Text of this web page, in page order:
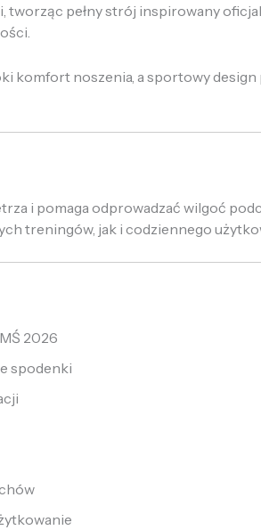
pełny strój inspirowany
komfort noszenia, a sportowy
i pomaga odprowadzać wilgoć
treningów, jak i codziennego
2026
spodenki